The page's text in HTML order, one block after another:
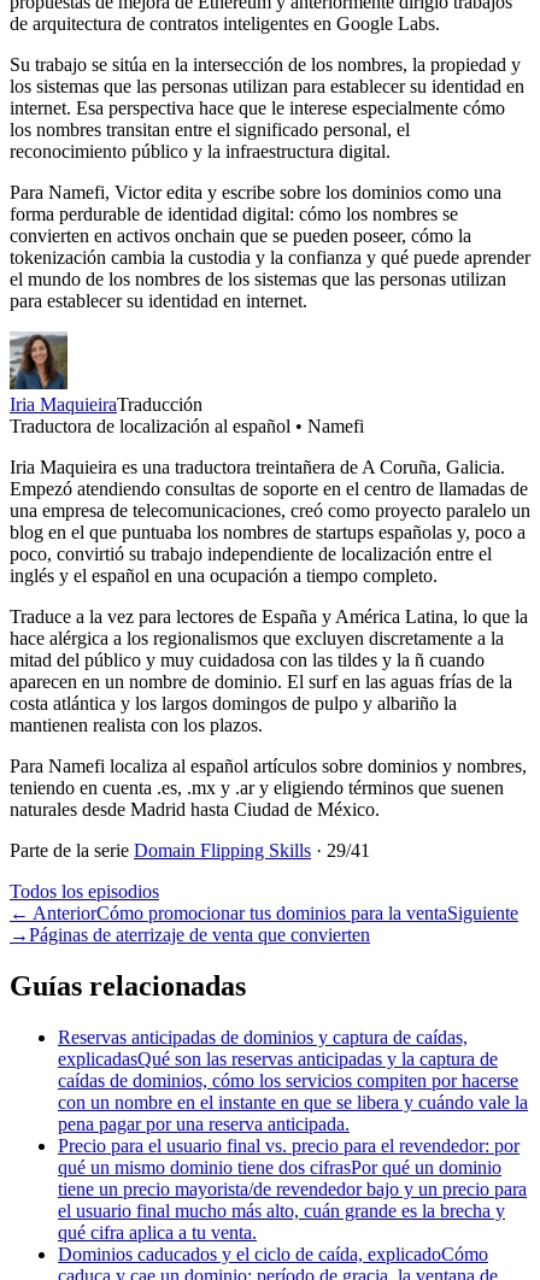
de arquitectura de contratos inteligentes en Google Labs.
Su trabajo se sitúa en la intersección de los nombres, la propiedad y
los sistemas que las personas utilizan para establecer su identidad en
internet. Esa perspectiva hace que le interese especialmente cómo
los nombres transitan entre el significado personal, el
reconocimiento público y la infraestructura digital.
Para Namefi, Victor edita y escribe sobre los dominios como una
forma perdurable de identidad digital: cómo los nombres se
convierten en activos onchain que se pueden poseer, cómo la
tokenización cambia la custodia y la confianza y qué puede aprender
el mundo de los nombres de los sistemas que las personas utilizan
para establecer su identidad en internet.
Iria MaquieiraTraducción
Traductora de localización al español • Namefi
Iria Maquieira es una traductora treintañera de A Coruña, Galicia.
Empezó atendiendo consultas de soporte en el centro de llamadas de
una empresa de telecomunicaciones, creó como proyecto paralelo un
blog en el que puntuaba los nombres de startups españolas y, poco a
poco, convirtió su trabajo independiente de localización entre el
inglés y el español en una ocupación a tiempo completo.
Traduce a la vez para lectores de España y América Latina, lo que la
hace alérgica a los regionalismos que excluyen discretamente a la
mitad del público y muy cuidadosa con las tildes y la ñ cuando
aparecen en un nombre de dominio. El surf en las aguas frías de la
costa atlántica y los largos domingos de pulpo y albariño la
mantienen realista con los plazos.
Para Namefi localiza al español artículos sobre dominios y nombres,
teniendo en cuenta .es, .mx y .ar y eligiendo términos que suenen
naturales desde Madrid hasta Ciudad de México.
Parte de la serie Domain Flipping Skills · 29/41
Todos los episodios
← AnteriorCómo promocionar tus dominios para la ventaSiguiente
→Páginas de aterrizaje de venta que convierten
Guías relacionadas
Reservas anticipadas de dominios y captura de caídas,
explicadasQué son las reservas anticipadas y la captura de
caídas de dominios, cómo los servicios compiten por hacerse
con un nombre en el instante en que se libera y cuándo vale la
pena pagar por una reserva anticipada.
Precio para el usuario final vs. precio para el revendedor: por
qué un mismo dominio tiene dos cifrasPor qué un dominio
tiene un precio mayorista/de revendedor bajo y un precio para
el usuario final mucho más alto, cuán grande es la brecha y
qué cifra aplica a tu venta.
Dominios caducados y el ciclo de caída, explicadoCómo
caduca y cae un dominio: período de gracia, la ventana de